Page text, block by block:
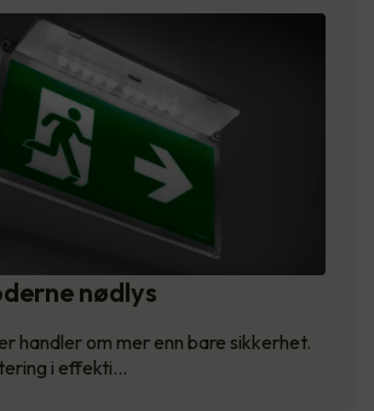
nødlys
handler om mer enn bare sikkerhet.
i effekti…